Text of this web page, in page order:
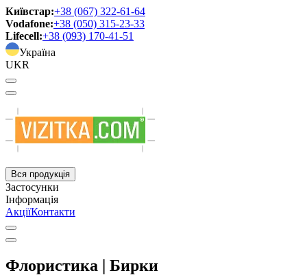
Київстар:+38 (067) 322-61-64
Vodafone:+38 (050) 315-23-33
Lifecell:+38 (093) 170-41-51
Україна
UKR
Вся продукція
Застосунки
Інформація
АкціїКонтакти
Флористика | Бирки